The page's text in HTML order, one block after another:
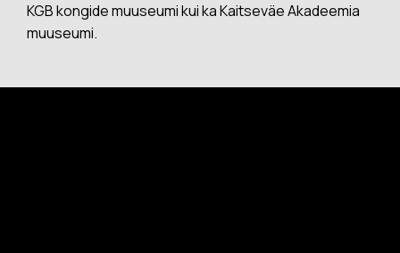
KGB kongide muuseumi kui ka Kaitseväe Akadeemia
muuseumi.